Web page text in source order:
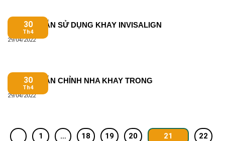
HƯỚNG DẪN SỬ DỤNG KHAY INVISALIGN
29/04/2022
30
Th4
HƯỚNG DẪN CHỈNH NHA KHAY TRONG
29/04/2022
30
Th4
1 … 18 19 20 21
22